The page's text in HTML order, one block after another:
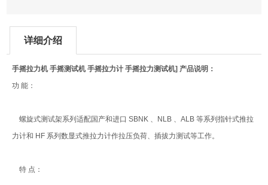
详细介绍
手摇拉力机 手摇测试机 手摇拉力计 手摇拉力测试机] 产品说明：
功 能：
螺旋式测试架系列适配国产和进口 SBNK 、NLB 、ALB 等系列指针式推拉
力计和 HF 系列数显式推拉力计作拉压负荷、插拔力测试等工作。
特 点：